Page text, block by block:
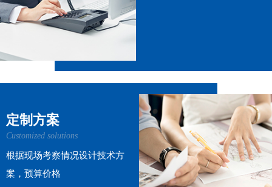
定制方案
Customized solutions
根据现场考察情况设计技术方
案，预算价格